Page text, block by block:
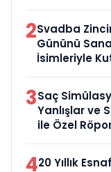
2Svadba
Gününü
İsimleriyle
3Saç
Yanlışlar ve
ile Özel
420 Yıllık